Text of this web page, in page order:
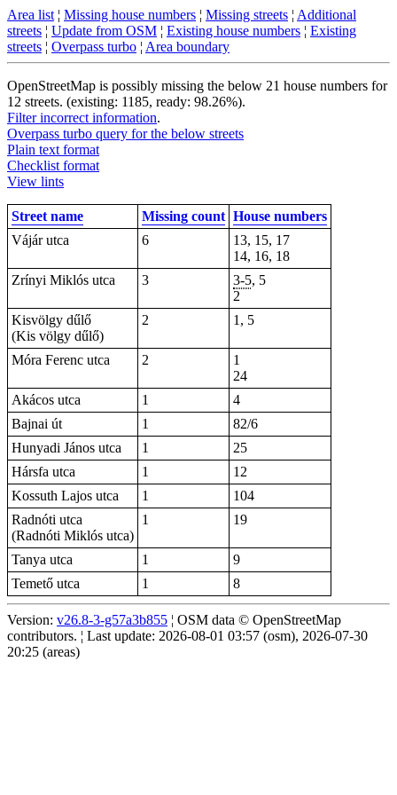
Area list ¦ Missing house numbers ¦ Missing streets ¦ Additional
streets ¦ Update from OSM ¦ Existing house numbers ¦ Existing
streets ¦ Overpass turbo ¦ Area boundary
OpenStreetMap is possibly missing the below 21 house numbers for
12 streets. (existing: 1185, ready: 98.26%).
Filter incorrect information.
Overpass turbo query for the below streets
Plain text format
Checklist format
View lints
Street name Missing count House numbers
Vájár utca
6
13, 15, 17
14, 16, 18
Zrínyi Miklós utca
3 3-5, 5
2
Kisvölgy dűlő
(Kis völgy dűlő)
2 1, 5
Móra Ferenc utca 2
1
24
Akácos utca
1
4
Bajnai út
1
82/6
Hunyadi János utca
1
25
Hársfa utca
1
12
Kossuth Lajos utca
1
104
Radnóti utca
(Radnóti Miklós utca)
1 19
Tanya utca 1
9
Temető utca
1 8
Version: v26.8-3-g57a3b855 ¦ OSM data © OpenStreetMap
contributors. ¦ Last update: 2026-08-01 03:57 (osm), 2026-07-30
20:25 (areas)